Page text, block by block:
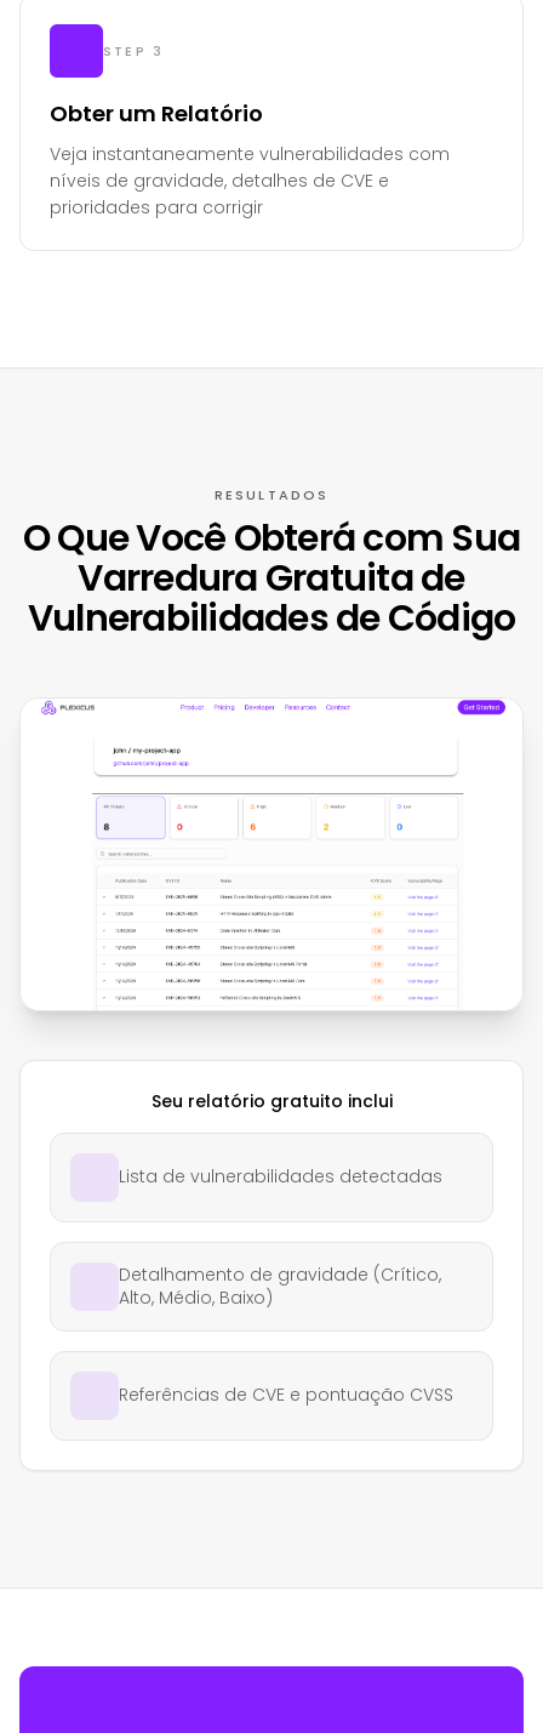
STEP 3
Obter um Relatório
Veja instantaneamente vulnerabilidades com
níveis de gravidade, detalhes de CVE e
prioridades para corrigir
RESULTADOS
O Que Você Obterá com Sua
Varredura Gratuita de
Vulnerabilidades de Código
Seu relatório gratuito inclui
Lista de vulnerabilidades detectadas
Detalhamento de gravidade (Crítico,
Alto, Médio, Baixo)
Referências de CVE e pontuação CVSS